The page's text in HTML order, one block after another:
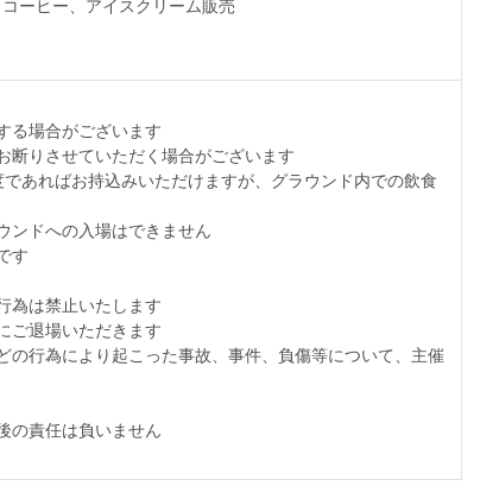
る場合がございます
断りさせていただく場合がございます
あればお持込みいただけますが、グラウンド内での飲食
ンドへの入場はできません
す
為は禁止いたします
ご退場いただきます
行為により起こった事故、事件、負傷等について、主催
の責任は負いません